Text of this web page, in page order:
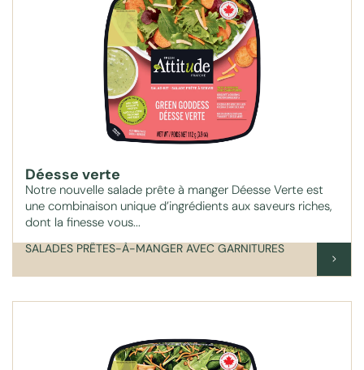
Déesse verte
Notre nouvelle salade prête à manger Déesse Verte est
une combinaison unique d’ingrédients aux saveurs riches,
dont la finesse vous...
SALADES PRÊTES-À-MANGER AVEC GARNITURES